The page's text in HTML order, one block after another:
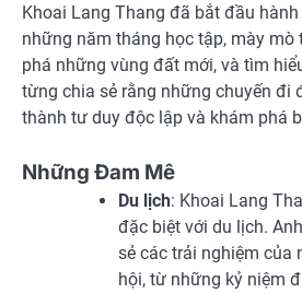
Khoai Lang Thang đã bắt đầu
những năm tháng học tập, mày mò
phá những vùng đất mới, và tìm
từng chia sẻ rằng những chuyến đi
thành tư duy độc lập và khám phá
Những Đam Mê
Du lịch: Khoai Lang
đặc biệt với du lịch.
sẻ các trải nghiệm của
hội, từ những kỷ niệm